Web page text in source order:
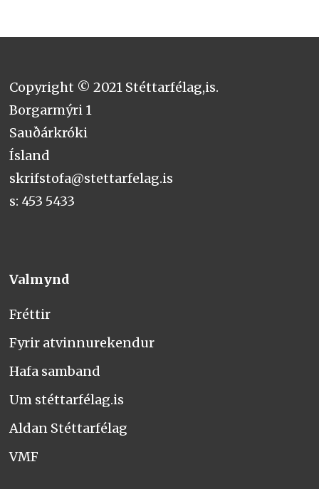
Copyright © 2021 Stéttarfélag,is.
Borgarmýri 1
Sauðárkróki
Ísland
skrifstofa@stettarfelag.is
s: 453 5433
Valmynd
Fréttir
Fyrir atvinnurekendur
Hafa samband
Um stéttarfélag.is
Aldan Stéttarfélag
VMF